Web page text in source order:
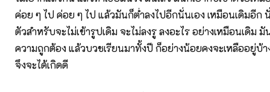
ค่อย ๆ ไป ค่อย ๆ ไป แล้วมันก็ต่ำลงไปอีกนั่นเอง เหมือนเดิมอีก
ตัวสำหรับจะไม่เข้ารูปเดิม จะไม่ลงรู ลงอะไร อย่างเหมือนเดิม
ความถูกต้อง แล้วบวชเรียนมาทั้งปี ก็อย่างน้อยคงจะเหลืออยู่บ้
จึงจะได้เกิดดี